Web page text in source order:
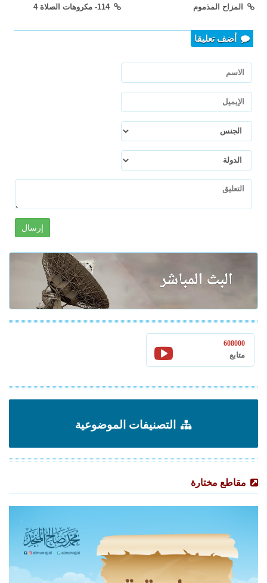
المزاح المذموم
114- مكروهات الصلاة 4
أضف تعليقا
إرسال
608000
متابع
التصنيفات الموضوعية
مقاطع مختارة